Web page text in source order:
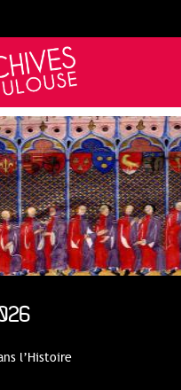
l’Histoire
préférences sur les cookies